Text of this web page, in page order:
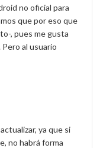
no oficial para
que por eso que
, pues me gusta
al usuario
ya que si
no habrá forma